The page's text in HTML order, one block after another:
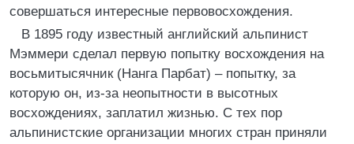
совершаться интересные первовосхождения.
В 1895 году известный английский альпинист
Мэммери сделал первую попытку восхождения на
восьмитысячник (Нанга Парбат) – попытку, за
которую он, из-за неопытности в высотных
восхождениях, заплатил жизнью. С тех пор
альпинистские организации многих стран приняли